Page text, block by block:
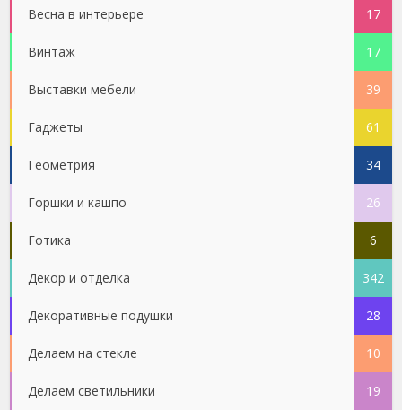
Весна в интерьере 17
Винтаж 17
Выставки мебели 39
Гаджеты 61
Геометрия 34
Горшки и кашпо 26
Готика 6
Декор и отделка 342
Декоративные подушки 28
Делаем на стекле 10
Делаем светильники 19